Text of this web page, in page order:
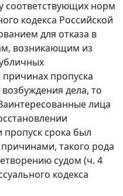
соответствующих норм
кодекса Российской
для отказа в
возникающим из
пропуска
дела, то
лица
срока был
такого рода
судом (ч. 4
кодекса